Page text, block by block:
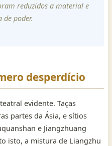
reduzidos a material e
de poder.
desperdício
evidente. Taças
partes da Ásia, e sítios
e Jiangzhuang
isto, a mistura de Liangzhu